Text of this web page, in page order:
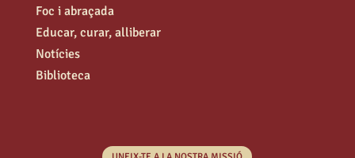
Foc i abraçada
Educar, curar, alliberar
Notícies
Biblioteca